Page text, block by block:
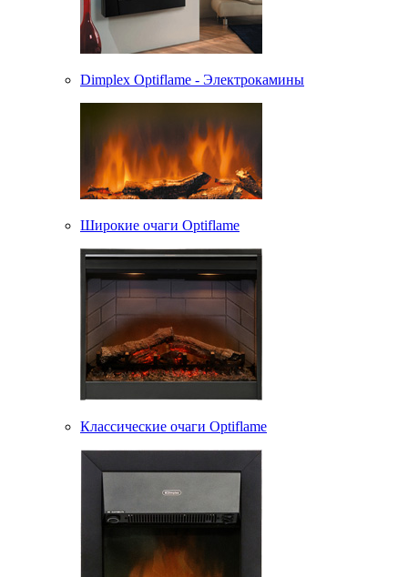
Dimplex Optiflame - Электрокамины
Широкие очаги Optiflame
Классические очаги Optiflame